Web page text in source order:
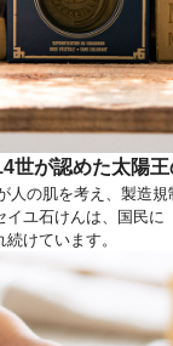
世が認めた太陽
人の肌を考え、製造規
ユ石けんは、国民に
けています。